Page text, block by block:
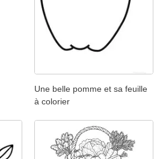
Une belle pomme et sa feuille
à colorier